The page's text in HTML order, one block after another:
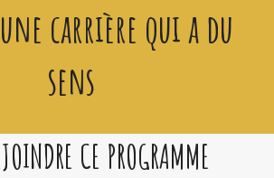
carrière qui a du
sens
CE PROGRAMME